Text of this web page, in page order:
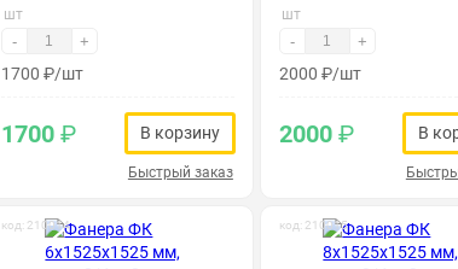
шт
- +
1700 ₽/шт
1700₽ В корзину
Быстрый заказ
шт
- +
2000 ₽/шт
2000₽ В
код: 210014 код: 210015